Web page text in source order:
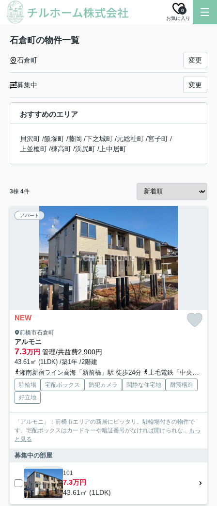
お気に入り
0
石倉町の物件一覧
石倉町 変更
募集中 変更
おすすめのエリア
貝沢町 /飯塚町 /藤岡 /下之城町 /元総社町 /宮子町 /
上並榎町 /棟高町 /浜尻町 / 上中居町
3棟 4件
アパート
NEW
前橋市石倉町
アルモニ
7.3万円 管理/共益費2,900円
43.61㎡ (1LDK) /築1年 /2階建
湘南新宿ライン高海「新前橋」駅 徒歩24分
上毛電鉄「中央前橋」駅 徒歩30分
駐輪場 宅配ボックス 防犯カメラ 閑静な住宅地
耐震構造
好立地
「アルモニ」：前橋市エリアの新居にピッタリ。駐輪場付きの物件で
す。宅配ボックスはカードキーや暗証番号がなければ開けられな... もっ
と見る
募集中の部屋
101
7.3万円
43.61㎡ (1LDK)